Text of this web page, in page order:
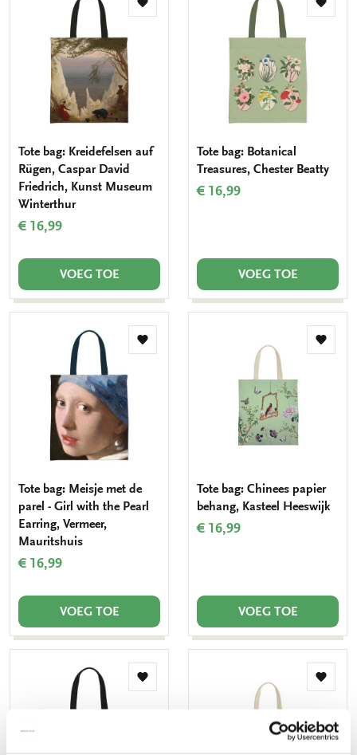
Toevoegen
Tote bag: Kreidefelsen auf
Rügen, Caspar David
Friedrich, Kunst Museum
Winterthur
€ 16,99
VOEG TOE
Tote bag: Botanical
Treasures, Chester Beatty
€ 16,99
VOEG TOE
Toevoegen
Tote bag: Meisje met de
parel - Girl with the Pearl
Earring, Vermeer,
Mauritshuis
€ 16,99
VOEG TOE
Tote bag: Chinees papier
behang, Kasteel Heeswijk
€ 16,99
VOEG TOE
Toevoegen
verlanglijst